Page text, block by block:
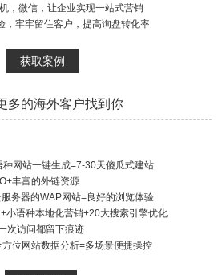
，微信，让企业实现一站式营销
，牢牢留住客户，提高询盘转化率
获取案例
多的海外客户找到你
网站一键生成=7-30天傻瓜式建站
丰富的外链资源
务器的WAP网站=良好的浏览体验
小语种本地化营销+20大搜索引擎优化
次访问都留下痕迹
位网站数据分析=多场景便捷操控